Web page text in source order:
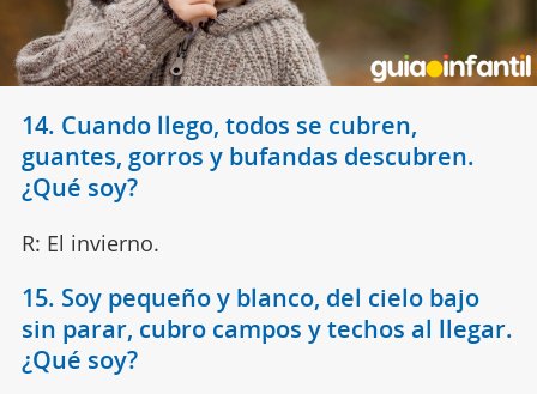
14. Cuando llego, todos se cubren,
guantes, gorros y bufandas descubren.
¿Qué soy?
R: El invierno.
15. Soy pequeño y blanco, del cielo bajo
sin parar, cubro campos y techos al llegar.
¿Qué soy?